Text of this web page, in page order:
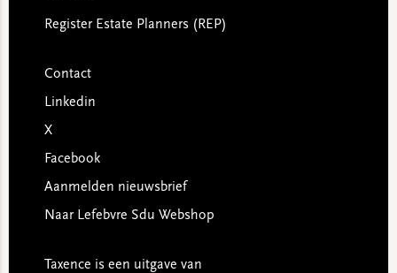
Register Estate Planners (REP)
Contact
Linkedin
X
Facebook
Aanmelden nieuwsbrief
Naar Lefebvre Sdu Webshop
Taxence is een uitgave van